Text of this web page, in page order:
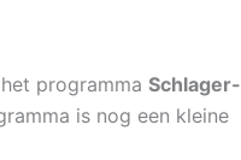
programma Schlager-
is nog een kleine